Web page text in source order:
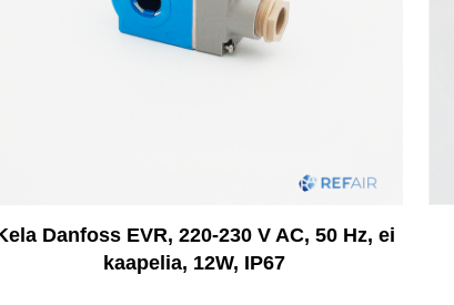
Danfoss EVR, 220-230 V AC, 50 Hz, ei
kaapelia, 12W, IP67